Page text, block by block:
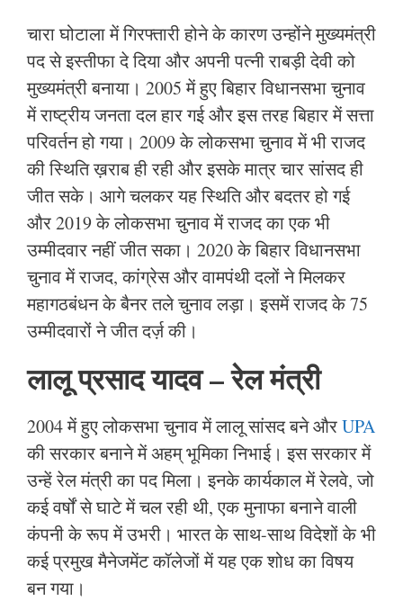
चारा घोटाला में गिरफ्तारी होने के कारण उन्होंने मुख्यमंत्री
पद से इस्तीफा दे दिया और अपनी पत्नी राबड़ी देवी को
मुख्यमंत्री बनाया। 2005 में हुए बिहार विधानसभा चुनाव
में राष्ट्रीय जनता दल हार गई और इस तरह बिहार में सत्ता
परिवर्तन हो गया। 2009 के लोकसभा चुनाव में भी राजद
की स्थिति ख़राब ही रही और इसके मात्र चार सांसद ही
जीत सके। आगे चलकर यह स्थिति और बदतर हो गई
और 2019 के लोकसभा चुनाव में राजद का एक भी
उम्मीदवार नहीं जीत सका। 2020 के बिहार विधानसभा
चुनाव में राजद, कांग्रेस और वामपंथी दलों ने मिलकर
महागठबंधन के बैनर तले चुनाव लड़ा। इसमें राजद के 75
उम्मीदवारों ने जीत दर्ज़ की।
लालू प्रसाद यादव – रेल मंत्री
2004 में हुए लोकसभा चुनाव में लालू सांसद बने औरUPA
की सरकार बनाने में अहम् भूमिका निभाई। इस सरकार में
उन्हें रेल मंत्री का पद मिला। इनके कार्यकाल में रेलवे, जो
कई वर्षों से घाटे में चल रही थी, एक मुनाफा बनाने वाली
कंपनी के रूप में उभरी। भारत के साथ-साथ विदेशों के भी
कई प्रमुख मैनेजमेंट कॉलेजों में यह एक शोध का विषय
बन गया।